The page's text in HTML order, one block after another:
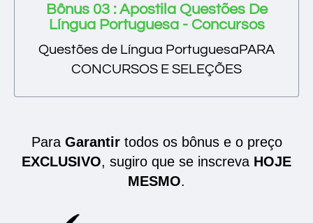
Bônus 03 : Apostila Questões De
Língua Portuguesa - Concursos
Questões de Língua PortuguesaPARA
CONCURSOS E SELEÇÕES
Para Garantirtodos os bônus e o preço
EXCLUSIVO, sugiro que se inscreva HOJE
MESMO.